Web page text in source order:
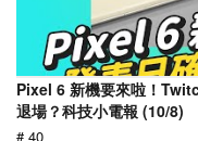
Pixel 6 新機要來啦！
退場？科技小電報 (10/8)
# 40